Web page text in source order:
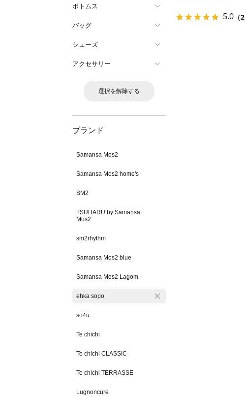
ボトムス
バッグ
シューズ
アクセサリー
選択を解除する
ブランド
Samansa Mos2
Samansa Mos2 home's
SM2
TSUHARU by Samansa
Mos2
sm2rhythm
Samansa Mos2 blue
Samansa Mos2 Lagom
ehka sopo
sō4ū
Te chichi
Te chichi CLASSIC
Te chichi TERRASSE
Lugnoncure
5.0 （